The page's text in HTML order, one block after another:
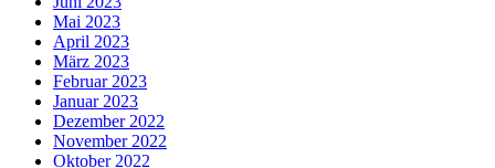
Mai 2023
April 2023
März 2023
Februar 2023
Januar 2023
Dezember 2022
November 2022
Oktober 2022